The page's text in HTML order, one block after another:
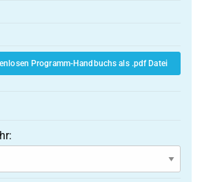
Programm-Handbuchs als .pdf Datei